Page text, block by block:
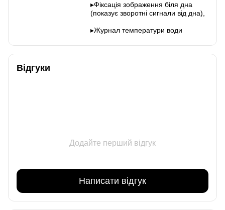
▸Фіксація зображення біля дна
(показує зворотні сигнали від дна),
▸Журнал температури води
Відгуки
Додайте перший відгук
Написати відгук